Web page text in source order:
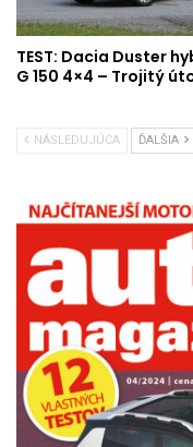
TEST: Dacia Duster
G 150 4×4 – Trojitý
NÁSLEDUJÚCA ĎALŠIA